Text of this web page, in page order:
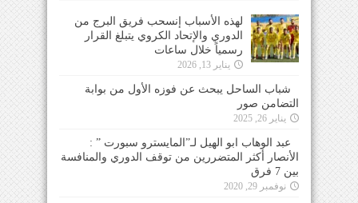
لهذه الأسباب إنسحب فريق البرج من
الدوري والإتحاد الكروي يتبلغ القرار
رسمياً خلال ساعات
يناير 13, 2026
شباب الساحل يبحث عن فوزه الأول من بوابة
التضامن صور
يناير 26, 2025
عبد الوهاب ابو الهيل لـ”المايسترو سبورت ” :
الأنصار أكثر المتضررين من توقف الدوري والمنافسة
بين 7 فرق
نوفمبر 29, 2020